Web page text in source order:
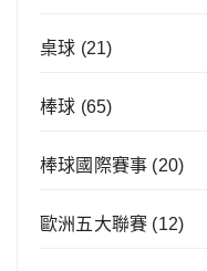
桌球 (21)
棒球 (65)
棒球國際賽事 (20)
歐洲五大聯賽 (12)